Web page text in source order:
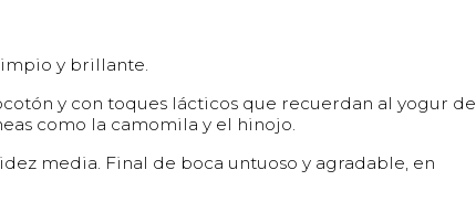
y brillante.
y con toques lácticos que recuerdan al yogur de
como la camomila y el hinojo.
media. Final de boca untuoso y agradable, en